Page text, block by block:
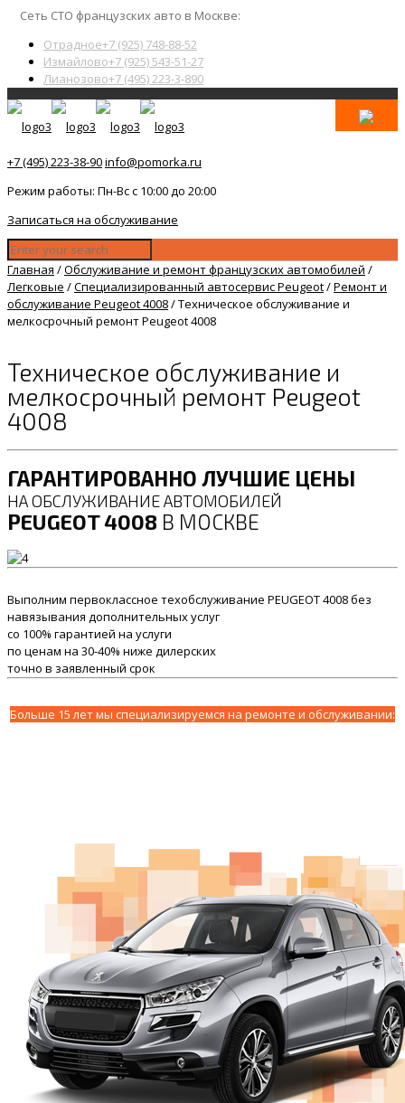
Сеть СТО французских авто в Москве:
Отрадное+7 (925) 748-88-52
Измайлово+7 (925) 543-51-27
Лианозово+7 (495) 223-3-890
+7 (495) 223-38-90info@pomorka.ru
Режим работы: Пн-Вс с 10:00 до 20:00
Записаться на обслуживание
Главная /Обслуживание и ремонт французских автомобилей /
Легковые /Специализированный автосервис Peugeot/Ремонт и
обслуживание Peugeot 4008/Техническое обслуживание и
мелкосрочный ремонт Peugeot 4008
Техническое обслуживание и
мелкосрочный ремонт Peugeot
4008
ГАРАНТИРОВАННО ЛУЧШИЕ ЦЕНЫ
НА ОБСЛУЖИВАНИЕ АВТОМОБИЛЕЙ
PEUGEOT 4008 В МОСКВЕ
Выполним первоклассное техобслуживание PEUGEOT 4008 без
навязывания дополнительных услуг
со 100% гарантией на услуги
по ценам на 30-40% ниже дилерских
точно в заявленный срок
Больше 15 лет мы специализируемся на ремонте и обслуживании: